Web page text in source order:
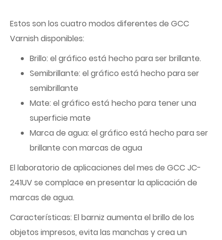
Estos son los cuatro modos diferentes de GCC
Varnish disponibles:
Brillo: el gráfico está hecho para ser brillante.
Semibrillante: el gráfico está hecho para ser
semibrillante
Mate: el gráfico está hecho para tener una
superficie mate
Marca de agua: el gráfico está hecho para ser
brillante con marcas de agua
El laboratorio de aplicaciones del mes de GCC JC-
241UV se complace en presentar la aplicación de
marcas de agua.
Características: El barniz aumenta el brillo de los
objetos impresos, evita las manchas y crea un